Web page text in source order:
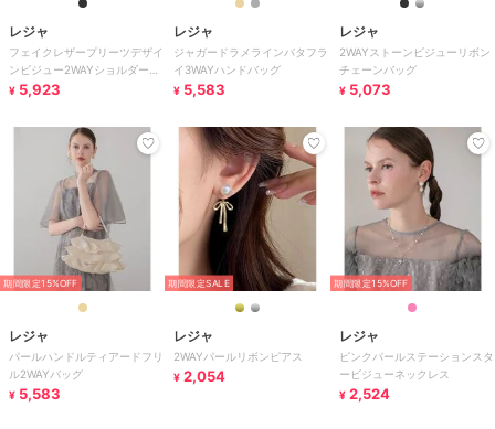
レジャ
フェイクレザープリーツデザイ
ンビジュー2WAYショルダーバ
ッグ
¥ 5,923
レジャ
ジャガードラメラインバタフラ
イ3WAYハンドバッグ
¥ 5,583
レジャ
2WAYストーンビジューリボン
チェーンバッグ
¥ 5,073
期間限定15%OFF
レジャ
パールハンドルティアードフリ
ル2WAYバッグ
¥ 5,583
期間限定SALE
レジャ
2WAYパールリボンピアス
¥ 2,054
期間限定15%OFF
レジャ
ピンクパールステーションスタ
ービジューネックレス
¥ 2,524